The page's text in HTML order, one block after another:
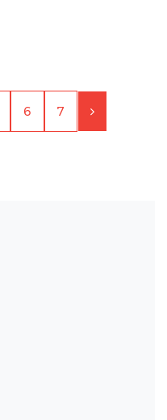
6 7